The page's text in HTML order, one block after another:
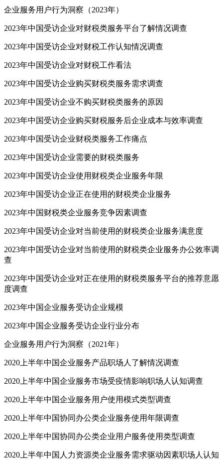
企业服务用户行为洞察（2023年）
2023年中国受访企业对财税类服务平台了解情况调查
2023年中国受访企业对财税工作认知情况调查
2023年中国受访企业对财税工作看法
2023年中国受访企业购买财税类服务需求调查
2023年中国受访企业不购买财税类服务的原因
2023年中国受访企业购买财税服务后企业成本与效率调查
2023年中国受访企业财税类服务工作痛点
2023年中国受访企业需要的财税类服务
2023年中国受访企业使用财税类企业服务年限
2023年中国受访企业正在使用的财税类企业服务
2023年中国财税类企业服务竞争因素调查
2023年中国受访企业对当前使用的财税类企业服务满意度
2023年中国受访企业对当前使用的财税类企业服务办公效率调
查
2023年中国受访企业对正在使用的财税类服务平台的推荐意愿
度调查
2023年中国企业服务受访企业规模
2023年中国企业服务受访企业行业分布
企业服务用户行为洞察（2021年）
2020上半年中国企业服务产品职场人了解情况调查
2020上半年中国企业服务市场受疫情影响职场人认知调查
2020上半年中国企业服务用户使用模式类型调查
2020上半年中国协同办公类企业服务使用年限调查
2020上半年中国协同办公类企业用户服务使用类型调查
2020上半年中国人力资源类企业服务需求驱动因素职场人认知